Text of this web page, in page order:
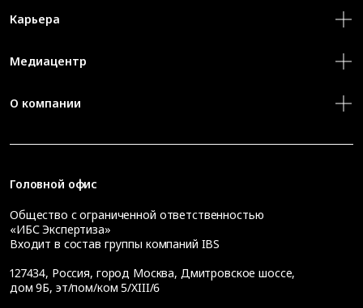
Карьера
Медиацентр
О компании
Головной офис
Общество с ограниченной ответственностью
«ИБС Экспертиза»
Входит в состав группы компаний IBS
127434, Россия, город Москва, Дмитровское шоссе,
дом 9Б, эт/пом/ком 5/XIII/6